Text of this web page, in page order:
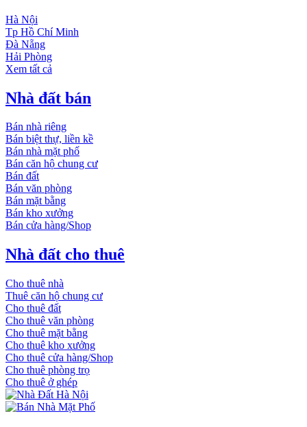
Hà Nội
Tp Hồ Chí Minh
Đà Nẵng
Hải Phòng
Xem tất cả
Nhà đất bán
Bán nhà riêng
Bán biệt thự, liền kề
Bán nhà mặt phố
Bán căn hộ chung cư
Bán đất
Bán văn phòng
Bán mặt bằng
Bán kho xưởng
Bán cửa hàng/Shop
Nhà đất cho thuê
Cho thuê nhà
Thuê căn hộ chung cư
Cho thuê đất
Cho thuê văn phòng
Cho thuê mặt bằng
Cho thuê kho xưởng
Cho thuê cửa hàng/Shop
Cho thuê phòng trọ
Cho thuê ở ghép